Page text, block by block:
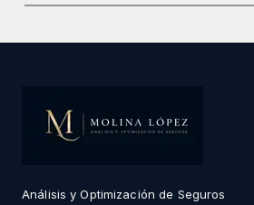
Análisis y Optimización de Seguros